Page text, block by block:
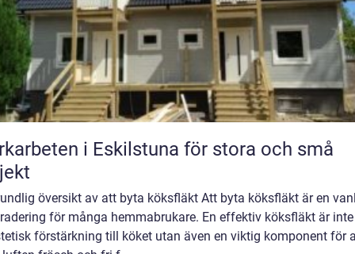
i Eskilstuna för stora och små
översikt av att byta köksfläkt Att byta köksfläkt är en
för många hemmabrukare. En effektiv köksfläkt är
förstärkning till köket utan även en viktig komponent för